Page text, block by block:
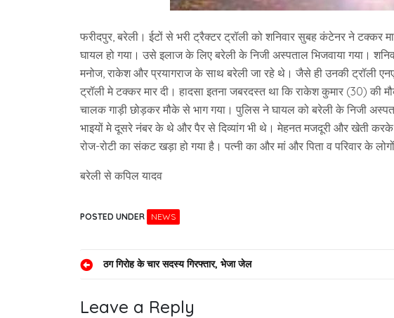
फरीदपुर, बरेली। ईटों से भरी ट्रैक्टर ट्रॉली को शनिवार सुबह कंटेनर ने टक्कर
घायल हो गया। उसे इलाज के लिए बरेली के निजी अस्पताल भिजवाया गया।
मनोज, राकेश और प्रयागराज के साथ बरेली जा रहे थे। जैसे ही उनकी ट्रॉली
ट्रॉली मे टक्कर मार दी। हादसा इतना जबरदस्त था कि राकेश कुमार (30) की
चालक गाड़ी छोड़कर मौके से भाग गया। पुलिस ने घायल को बरेली के निजी
भाइयों मे दूसरे नंबर के थे और पैर से दिव्यांग भी थे। मेहनत मजदूरी और खेती करके
रोज-रोटी का संकट खड़ा हो गया है। पत्नी का और मां और पिता व परिवार के
बरेली से कपिल यादव
POSTED UNDER NEWS
Post
navigation
ठग गिरोह के चार सदस्य गिरफ्तार, भेजा जेल
Leave a Reply